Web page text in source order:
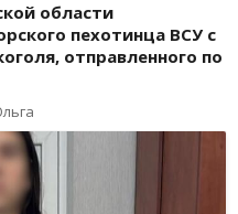
области
пехотинца ВСУ с
отправленного по